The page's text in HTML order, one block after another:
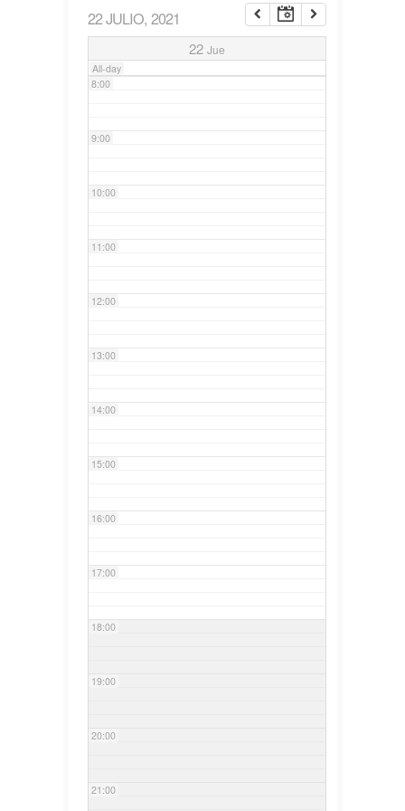
22 JULIO, 2021
22 Jue
All-day
7:00
8:00
9:00
10:00
11:00
12:00
13:00
14:00
15:00
16:00
17:00
18:00
19:00
20:00
21:00